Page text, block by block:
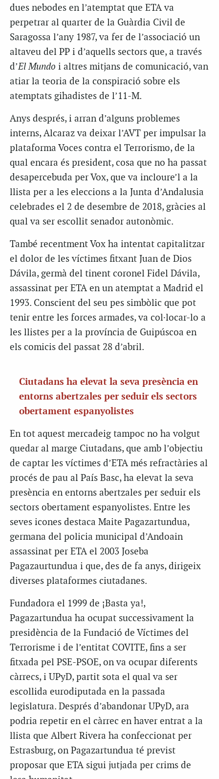
dues nebodes en l’atemptat que ETA va
perpetrar al quarter de la Guàrdia Civil de
Saragossa l’any 1987, va fer de l’associació un
altaveu del PP i d’aquells sectors que, a través
d’El Mundo i altres mitjans de comunicació, van
atiar la teoria de la conspiració sobre els
atemptats gihadistes de l’11-M.
Anys després, i arran d’alguns problemes
interns, Alcaraz va deixar l’AVT per impulsar la
plataforma Voces contra el Terrorismo, de la
qual encara és president, cosa que no ha passat
desapercebuda per Vox, que va incloure’l a la
llista per a les eleccions a la Junta d’Andalusia
celebrades el 2 de desembre de 2018, gràcies al
qual va ser escollit senador autonòmic.
També recentment Vox ha intentat capitalitzar
el dolor de les víctimes fitxant Juan de Dios
Dávila, germà del tinent coronel Fidel Dávila,
assassinat per ETA en un atemptat a Madrid el
1993. Conscient del seu pes simbòlic que pot
tenir entre les forces armades, va col·locar-lo a
les llistes per a la província de Guipúscoa en
els comicis del passat 28 d’abril.
Ciutadans ha elevat la seva presència en
entorns abertzales per seduir els sectors
obertament espanyolistes
En tot aquest mercadeig tampoc no ha volgut
quedar al marge Ciutadans, que amb l’objectiu
de captar les víctimes d’ETA més refractàries al
procés de pau al País Basc, ha elevat la seva
presència en entorns abertzales per seduir els
sectors obertament espanyolistes. Entre les
seves icones destaca Maite Pagazartundua,
germana del policia municipal d’Andoain
assassinat per ETA el 2003 Joseba
Pagazaurtundua i que, des de fa anys, dirigeix
diverses plataformes ciutadanes.
Fundadora el 1999 de ¡Basta ya!,
Pagazartundua ha ocupat successivament la
presidència de la Fundació de Víctimes del
Terrorisme i de l’entitat COVITE, fins a ser
fitxada pel PSE-PSOE, on va ocupar diferents
càrrecs, i UPyD, partit sota el qual va ser
escollida eurodiputada en la passada
legislatura. Després d’abandonar UPyD, ara
podria repetir en el càrrec en haver entrat a la
llista que Albert Rivera ha confeccionat per
Estrasburg, on Pagazartundua té previst
proposar que ETA sigui jutjada per crims de